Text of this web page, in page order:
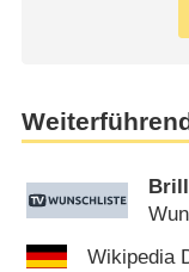
Wikipedia